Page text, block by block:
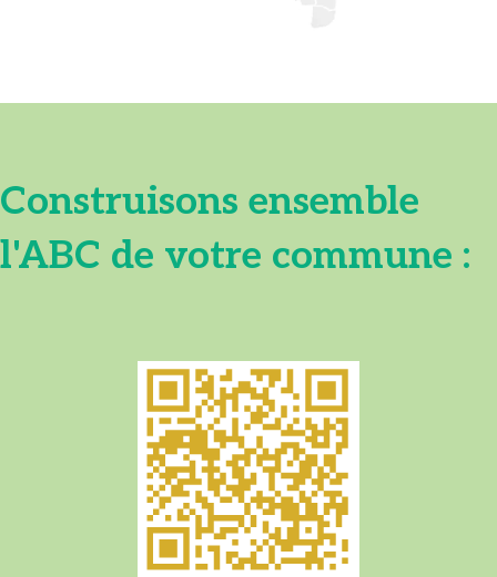
Construisons ensemble
l'ABC de votre commune :